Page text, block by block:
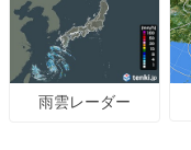
雨雲レーダー